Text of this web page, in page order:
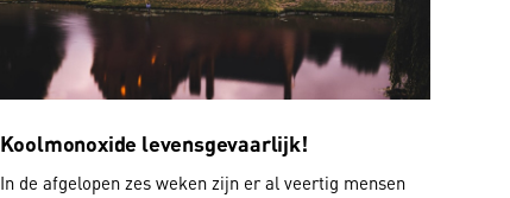
Koolmonoxide levensgevaarlijk!
In de afgelopen zes weken zijn er al veertig mensen